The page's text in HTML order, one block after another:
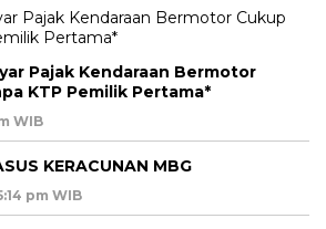
Pajak Kendaraan Bermotor
KTP Pemilik Pertama*
WIB
KERACUNAN MBG
pm WIB